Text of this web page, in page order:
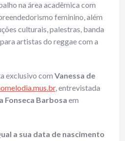
na área acadêmica com
feminino, além
culturais, palestras, banda
artistas do reggae com a
exclusivo com Vanessa de
, entrevistada
Fonseca Barbosa em
a sua data de nascimento